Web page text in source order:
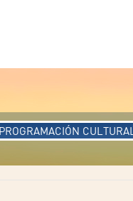
PROGRAMACIÓN CULTURAL